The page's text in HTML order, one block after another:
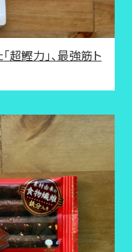
超鰹力」、最強筋ト